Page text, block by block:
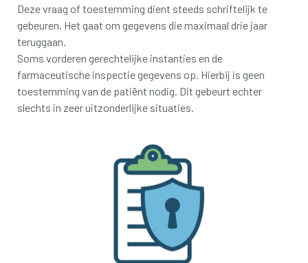
Deze vraag of toestemming dient steeds schriftelijk te
gebeuren. Het gaat om gegevens die maximaal drie jaar
teruggaan.
Soms vorderen gerechtelijke instanties en de
farmaceutische inspectie gegevens op. Hierbij is geen
toestemming van de patiënt nodig. Dit gebeurt echter
slechts in zeer uitzonderlijke situaties.